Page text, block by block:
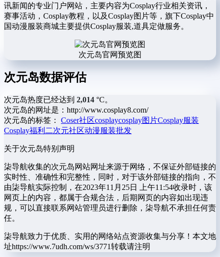
讯新闻的专业门户网站，主要内容为Cosplay行业相关资讯，
赛事活动，Cosplay教程，以及Cosplay图片等，旗下Cosplay中
国动漫服装商城主要提供Cosplay服装,道具定做服务。
次元岛官网预览图
次元岛数据评估
次元岛热度已经达到 2,014 °C。
次元岛的网址是：http://www.cosplay8.com/
次元岛的标签： Coser社区cosplaycosplay图片Cosplay服装
Cosplay福利 二次元社区动漫服装批发
关于次元岛特别声明
柒导航收集的次元岛网站网址来源于网络，不保证外部链接的
实时性、准确性和完整性，同时，对于该外部链接的指向，不
由柒导航实际控制，在2023年11月25日 上午11:54收录时，该
网页上的内容，都属于合规合法，后期网页的内容如出现违
规，可以直接联系网站管理员进行删除，柒导航不承担任何责
任。
柒导航致力于优质、实用的网络站点资源收集与分享！ 本文地
址https://www.7udh.com/ws/3771转载请注明